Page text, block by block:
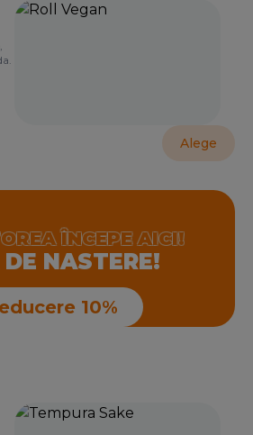
Alege
ÎNCEPE AICI!
NASTERE!
10%